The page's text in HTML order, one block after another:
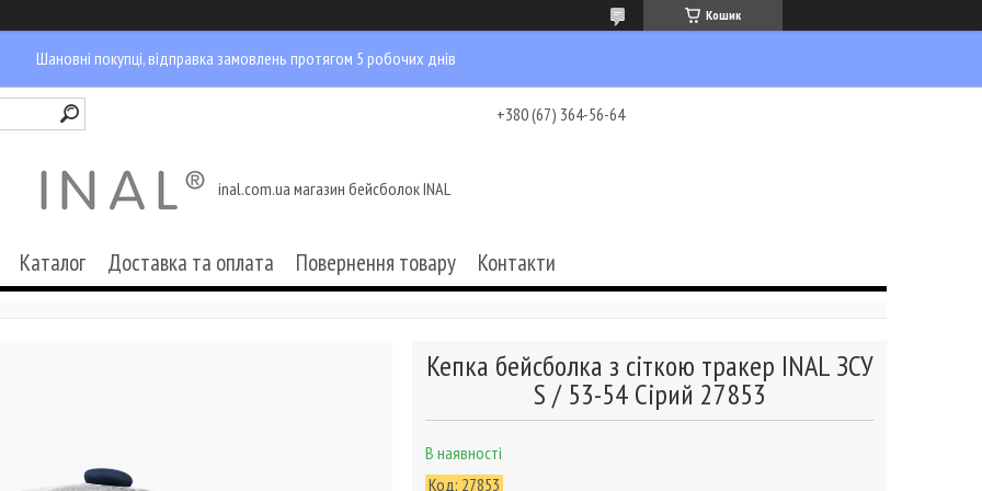
Кошик
Шановні покупці, відправка замовлень протягом 5 робочих днів
+380 (67) 364-56-64
inal.com.ua магазин бейсболок INAL
Каталог Доставка та оплата Повернення товару Контакти
Кепка бейсболка з сіткою тракер INAL ЗСУ
S / 53-54 Сірий 27853
В наявності
Код: 27853